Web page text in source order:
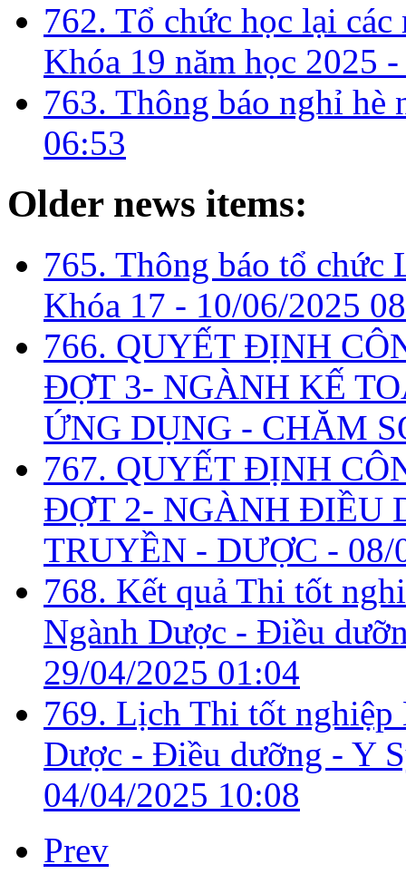
762. Tổ chức học lại
Khóa 19 năm học 2025
763. Thông báo nghỉ
06:53
Older news items:
765. Thông báo tổ chức
Khóa 17 - 10/06/2025
766. QUYẾT ĐỊNH
ĐỢT 3- NGÀNH KẾ
ỨNG DỤNG - CHĂM
767. QUYẾT ĐỊNH
ĐỢT 2- NGÀNH ĐIỀU
TRUYỀN - DƯỢC - 08/
768. Kết quả Thi tốt
Ngành Dược - Điều
29/04/2025 01:04
769. Lịch Thi tốt
Dược - Điều dưỡng - Y
04/04/2025 10:08
Prev